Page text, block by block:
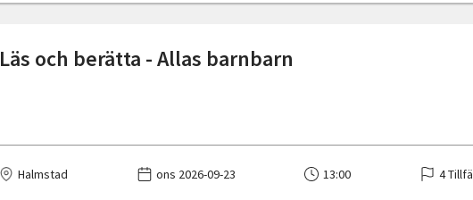
Läs och berätta - Allas barnbarn
Halmstad ons 2026-09-23 13:00 4